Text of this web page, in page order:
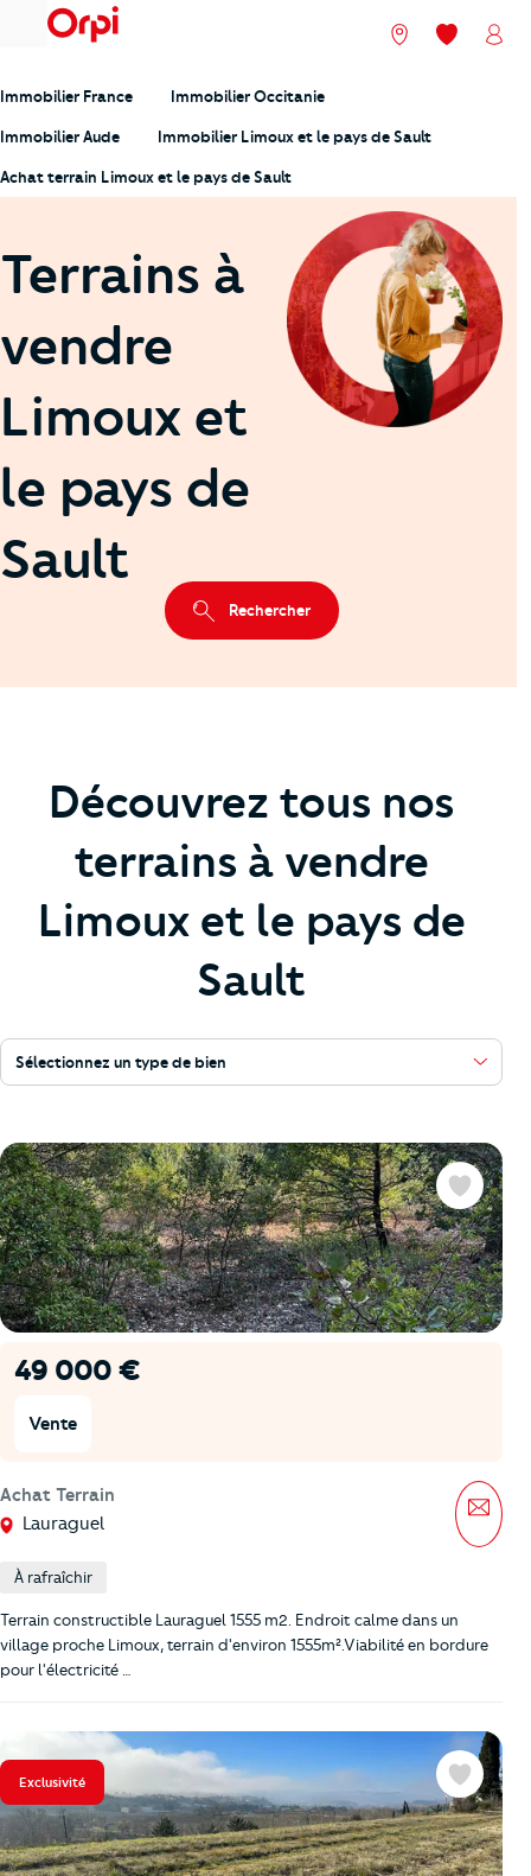
menu Nos agences
Mes
Immobilier France Immobilier Occitanie
Immobilier Aude Immobilier Limoux et le pays de Sault
Achat terrain Limoux et le pays de Sault
Terrains à
vendre
Limoux et
le pays de
Sault
Rechercher
Découvrez tous nos
terrains à vendre
Limoux et le pays de
Sault
Sélectionnez un type de bien
49 000 €
Vente
Achat Terrain
Lauraguel
Favoris
À rafraîchir
Terrain constructible Lauraguel 1555 m2. Endroit calme dans un
village proche Limoux, terrain d'environ 1555m².Viabilité en bordure
pour l'électricité …
Exclusivité Favoris